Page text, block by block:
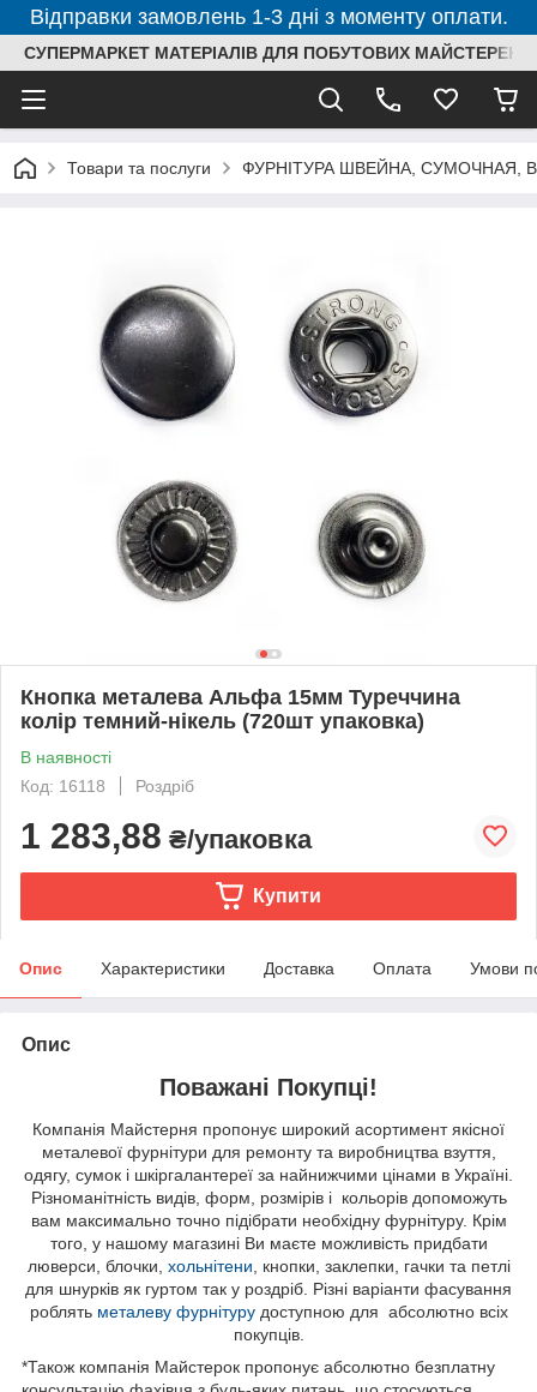
Відправки замовлень 1-3 дні з моменту оплати.
СУПЕРМАРКЕТ МАТЕРІАЛІВ ДЛЯ ПОБУТОВИХ МАЙСТЕРЕНЬ
Товари та послуги ФУРНІТУРА ШВЕЙНА, СУМОЧНАЯ,
Кнопка металева Альфа 15мм Туреччина
колір темний-нікель (720шт упаковка)
В наявності
Код: 16118
Роздріб
1 283,88 ₴/упаковка
Купити
Опис Характеристики Доставка Оплата Умови
Опис
Поважані Покупці!
Компанія Майстерня пропонує широкий асортимент якісної
металевої фурнітури для ремонту та виробництва взуття,
одягу, сумок і шкіргалантереї за найнижчими цінами в Україні.
Різноманітність видів, форм, розмірів і кольорів допоможуть
вам максимально точно підібрати необхідну фурнітуру. Крім
того, у нашому магазині Ви маєте можливість придбати
люверси, блочки, хольнітени, кнопки, заклепки, гачки та петлі
для шнурків як гуртом так у роздріб. Різні варіанти фасування
роблять металеву фурнітурудоступною для абсолютно всіх
покупців.
*Також компанія Майстерок пропонує абсолютно безплатну